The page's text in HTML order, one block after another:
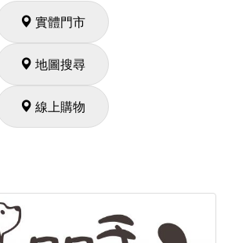
實體門市
地圖搜尋
線上購物